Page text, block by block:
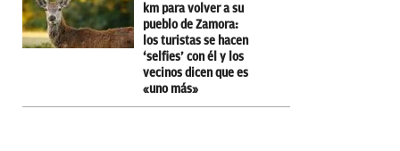
km para volver a su
pueblo de Zamora:
los turistas se hacen
‘selfies’ con él y los
vecinos dicen que es
«uno más»